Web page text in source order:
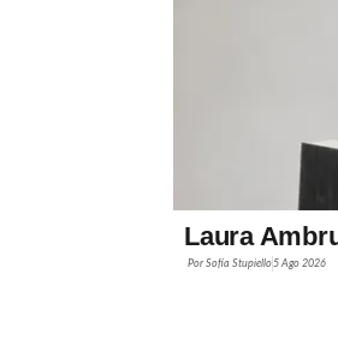
Laura
Por Sofía Stupiello5 Ago 2026